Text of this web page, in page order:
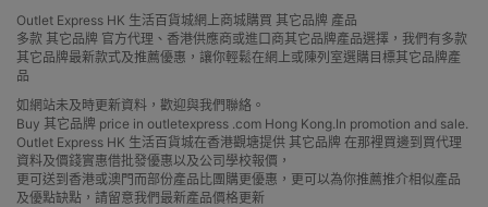
Outlet Express HK 生活百貨城網上商城購買 其它品牌 產品
多款 其它品牌 官方代理、香港供應商或進口商其它品牌產品選擇，我們有多款
其它品牌最新款式及推薦優惠，讓你輕鬆在網上或陳列室選購目標其它品牌產
品
如網站未及時更新資料，歡迎與我們聯絡。
Buy 其它品牌 price in outletexpress .com Hong Kong.In promotion and sale.
Outlet Express HK 生活百貨城在香港觀塘提供 其它品牌 在那裡買邊到買代理
資料及價錢實惠借批發優惠以及公司學校報價，
更可送到香港或澳門而部份產品比團購更優惠，更可以為你推薦推介相似產品
及優點缺點，請留意我們最新產品價格更新